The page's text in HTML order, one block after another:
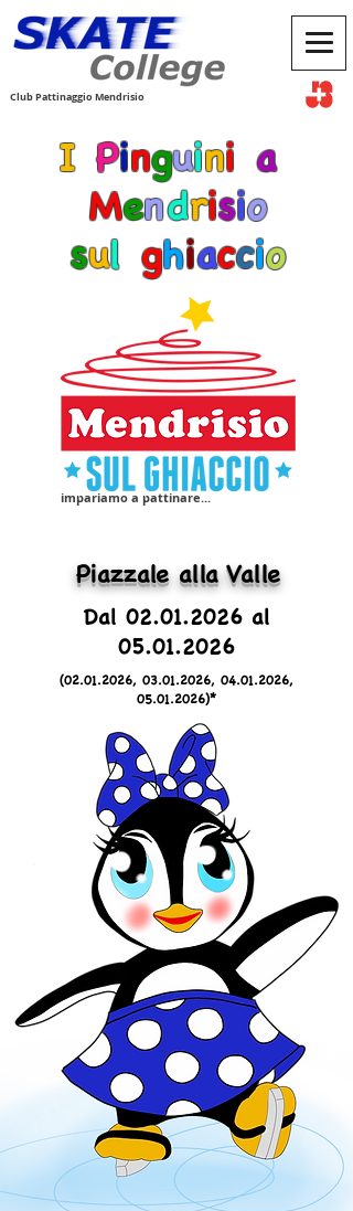
Club Pattinaggio Mendrisio
IPinguini a
Mendrisio
sul ghiaccio
impariamo a pattinare...
Piazzale alla Valle
Dal 02.01.2026 al
05.01.2026
(02.01.2026, 03.01.2026, 04.01.2026,
05.01.2026)*